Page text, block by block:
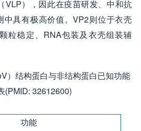
VLP），因此在疫苗研发、中和抗
中具有极高价值。VP2则位于衣壳
粒稳定、RNA包装及衣壳组装辅
）结构蛋白与非结构蛋白已知功能
(PMID: 32612600)
功能